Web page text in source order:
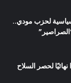
لحزب مودي..